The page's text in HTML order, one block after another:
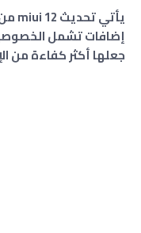
إضافات تشمل
جعلها أكثر كفاءة من